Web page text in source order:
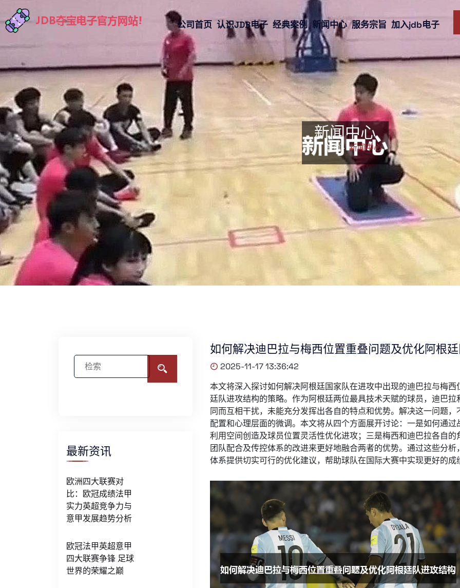
公司首页 认识JDB电子 经典案例 新闻中心 服务宗旨 加入jdb电子
新闻中心
首页- 新闻中心
最新资讯
欧洲四大联赛对
比：欧冠成绩法甲
实力英超竞争力与
意甲发展趋势分析
欧冠法甲英超意甲
四大联赛争锋 足球
世界的荣耀之巅
如何解决迪巴拉与梅西位置重叠问题及优化阿根
2025-11-17 13:36:42
本文将深入探讨如何解决阿根廷国家队在进攻中出现的迪巴拉与梅
廷队进攻结构的策略。作为阿根廷两位最具技术天赋的球员，迪巴
同而互相干扰，未能充分发挥出各自的特点和优势。解决这一问题
配置和心理层面的微调。本文将从四个方面展开讨论：一是如何通
利用空间创造及球员位置灵活性优化进攻；三是梅西和迪巴拉各自
团队配合及传控体系的改进来更好地融合两者的优势。通过这些分
体系提供切实可行的优化建议，帮助球队在国际大赛中实现更好的成